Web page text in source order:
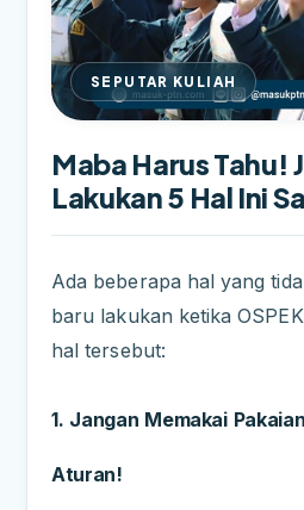
SEPUTAR KULIAH
Maba Harus Tahu!
Lakukan 5 Hal Ini
Ada beberapa hal yang
baru lakukan ketika
hal tersebut:
1. Jangan Memakai
Aturan!